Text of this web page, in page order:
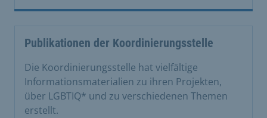
Publikationen der Koordinierungsstelle
Die Koordinierungsstelle hat vielfältige
Informationsmaterialien zu ihren Projekten,
über LGBTIQ* und zu verschiedenen Themen
erstellt.